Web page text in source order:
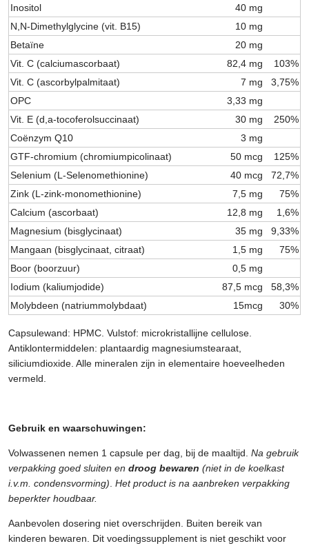
Inositol
40 mg
N,N-Dimethylglycine (vit. B15)
10 mg
Betaïne
20 mg
Vit. C (calciumascorbaat)
82,4 mg
103%
Vit. C (ascorbylpalmitaat)
7 mg
3,75%
OPC
3,33 mg
Vit. E (d,a-tocoferolsuccinaat)
30 mg
250%
Coënzym Q10
3 mg
GTF-chromium (chromiumpicolinaat)
50 mcg
125%
Selenium (L-Selenomethionine)
40 mcg
72,7%
Zink (L-zink-monomethionine)
7,5 mg
75%
Calcium (ascorbaat)
12,8 mg
1,6%
Magnesium (bisglycinaat)
35 mg
9,33%
Mangaan (bisglycinaat, citraat)
1,5 mg
75%
Boor (boorzuur)
0,5 mg
Iodium (kaliumjodide)
87,5 mcg
58,3%
Molybdeen (natriummolybdaat)
15mcg 30%
Capsulewand: HPMC. Vulstof: microkristallijne cellulose.
Antiklontermiddelen: plantaardig magnesiumstearaat,
siliciumdioxide. Alle mineralen zijn in elementaire hoeveelheden
vermeld.
Gebruik en waarschuwingen:
Volwassenen nemen 1 capsule per dag, bij de maaltijd. Na gebruik
verpakking goed sluiten en droog bewaren (niet in de koelkast
i.v.m. condensvorming) Het product is na aanbreken verpakking
beperkter houdbaar.
Aanbevolen dosering niet overschrijden. Buiten bereik van
kinderen bewaren. Dit voedingssupplement is niet geschikt voor